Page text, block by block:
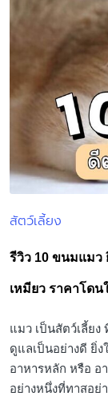
Posted
สัตว์เลี้ยง
รีวิว 10 ขนมแมว
เหมียว ราคาโดน
แมว เป็นสัตว์เลี้ย
ดูแลเป็นอย่างดี ยิ่ง
อาหารหลัก หรือ อ
อย่างหนึ่งที่ทาสอย่